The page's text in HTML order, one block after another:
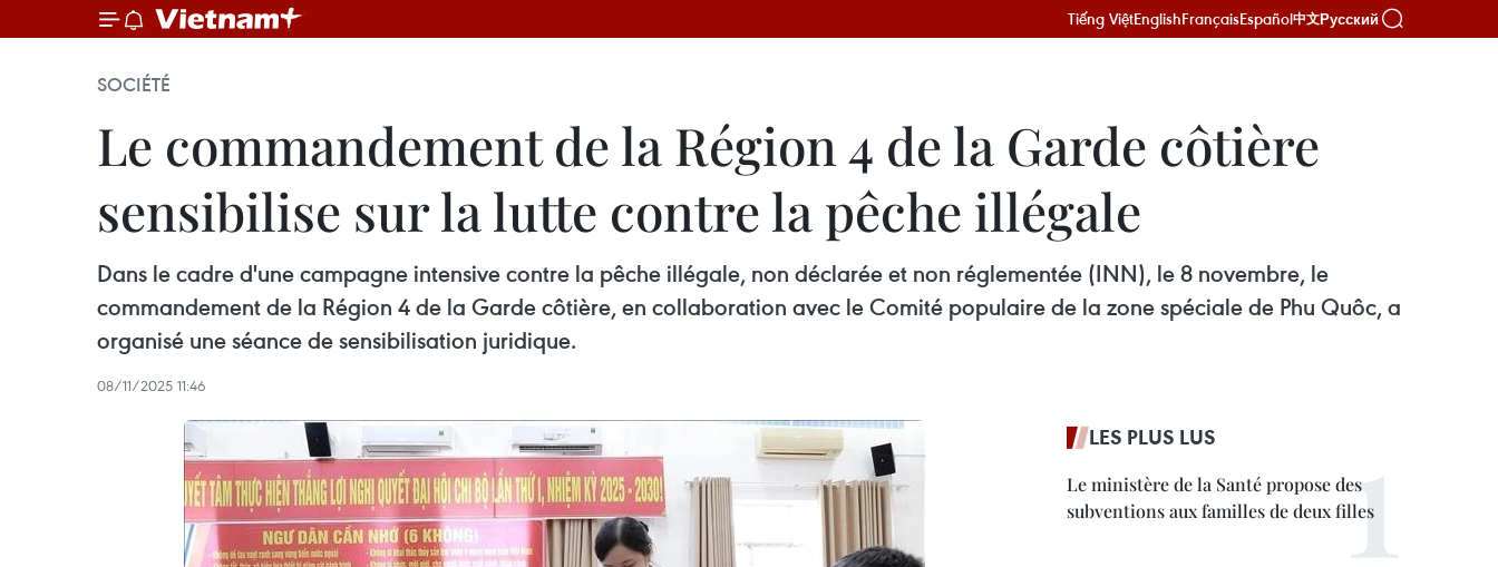
Tiếng ViệtEnglishFrançaisEspañol中文Русский
SOCIÉTÉ
Le commandement de la Région 4 de la Garde côtière
sensibilise sur la lutte contre la pêche illégale
Dans le cadre d'une campagne intensive contre la pêche illégale, non déclarée et non réglementée (INN), le 8 novembre, le
commandement de la Région 4 de la Garde côtière, en collaboration avec le Comité populaire de la zone spéciale de Phu Quôc, a
organisé une séance de sensibilisation juridique.
08/11/2025 11:46
LES PLUS LUS
Le ministère de la Santé propose des
subventions aux familles de deux filles